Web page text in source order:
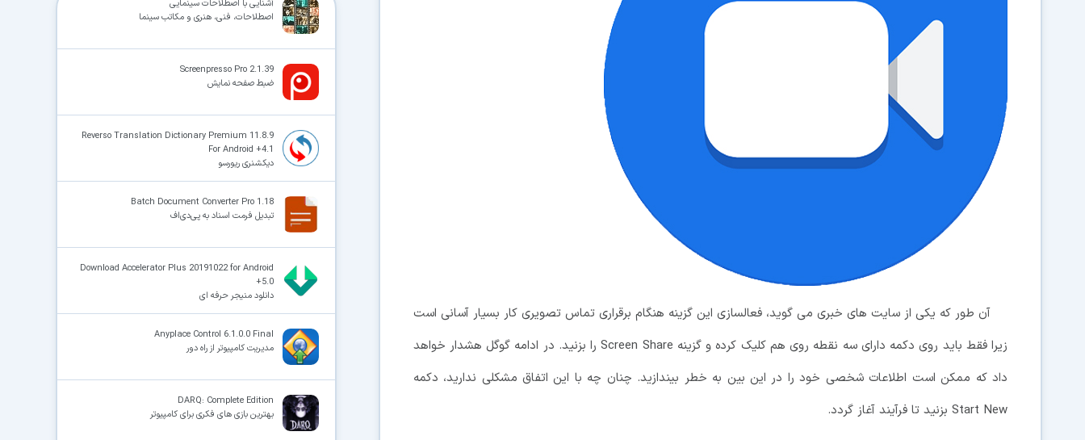
آن طور که یکی از سایت های خبری می گوید، فعالسازی این گزینه هنگام برقراری تماس تصویری کار بسیار آسانی است
زیرا فقط باید روی دکمه دارای سه نقطه روی هم کلیک کرده و گزینه Screen Share را بزنید. در ادامه گوگل هشدار خواهد
داد که ممکن است اطلاعات شخصی خود را در این بین به خطر بیندازید. چنان چه با این اتفاق مشکلی ندارید، دکمه
Start New بزنید تا فرآیند آغاز گردد.
آشنایی با اصطلاحات سینمایی
اصطلاحات، فنی، هنری و مکاتب سینما
Screenpresso Pro 2.1.39
ضبط صفحه نمایش
Reverso Translation Dictionary Premium 11.8.9
For Android +4.1
دیکشنری ریورسو
Batch Document Converter Pro 1.18
تبدیل فرمت اسناد به پی‌دی‌اف
Download Accelerator Plus 20191022 for Android
+5.0
دانلود منیجر حرفه ای
Anyplace Control 6.1.0.0 Final
مدیریت کامپیوتر از راه دور
DARQ: Complete Edition
بهترین بازی های فکری برای کامپیوتر